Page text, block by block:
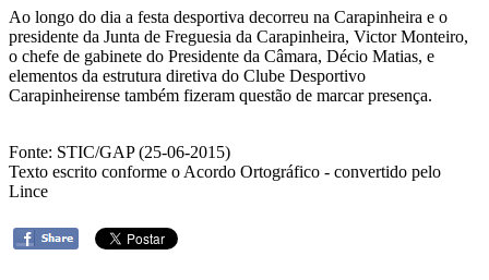
Ao longo do dia a festa desportiva decorreu na Carapinheira e o
presidente da Junta de Freguesia da Carapinheira, Victor Monteiro,
o chefe de gabinete do Presidente da Câmara, Décio Matias, e
elementos da estrutura diretiva do Clube Desportivo
Carapinheirense também fizeram questão de marcar presença.
Fonte: STIC/GAP (25-06-2015)
Texto escrito conforme o Acordo Ortográfico - convertido pelo
Lince